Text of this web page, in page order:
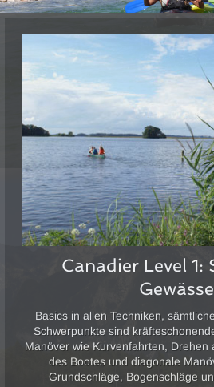
Canadier Level 1:
Basics in allen Techniken,
Schwerpunkte sind
Manöver wie Kurvenfahrten,
des Bootes und diagonale